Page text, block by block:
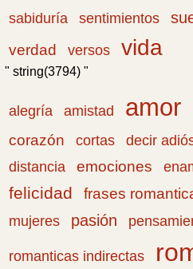
sabiduría sentimientos
verdad
versos vida
" string(3794) "
alegría amistad amor
corazón
cortas decir
distancia emociones
felicidad frases
mujeres
pasión
romanticas indirectas